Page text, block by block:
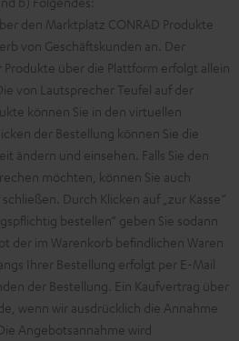
den Marktplatz CONRAD Produkte
von Geschäftskunden an. Der
über die Plattform erfolgt allein
von Lautsprecher Teufel auf der
können Sie in den virtuellen
der Bestellung können Sie die
ändern und einsehen. Falls Sie den
möchten, können Sie auch
Durch Klicken auf „zur Kasse“
bestellen“ geben Sie sodann
der im Warenkorb befindlichen Waren
Ihrer Bestellung erfolgt per E-Mail
der Bestellung. Ein Kaufvertrag über
wenn wir ausdrücklich die Annahme
Angebotsannahme wird